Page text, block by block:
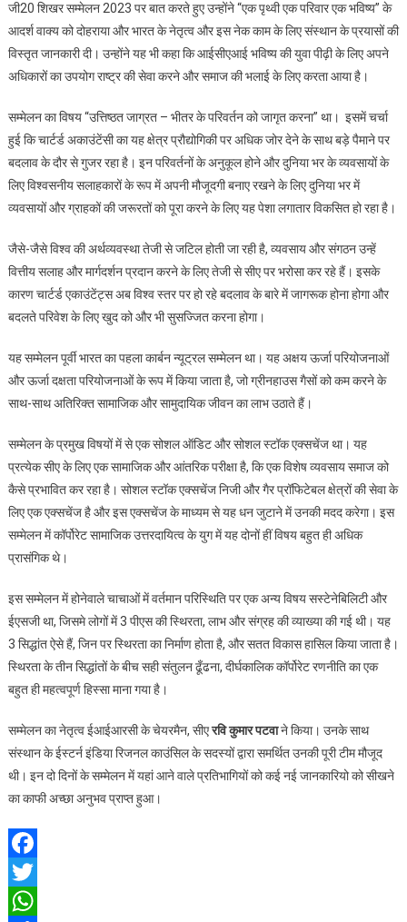
जी20 शिखर सम्मेलन 2023 पर बात करते हुए उन्होंने “एक पृथ्वी एक परिवार एक भविष्य” के
आदर्श वाक्य को दोहराया और भारत के नेतृत्व और इस नेक काम के लिए संस्थान के प्रयासों की
विस्तृत जानकारी दी। उन्होंने यह भी कहा कि आईसीएआई भविष्य की युवा पीढ़ी के लिए अपने
अधिकारों का उपयोग राष्ट्र की सेवा करने और समाज की भलाई के लिए करता आया है।
सम्मेलन का विषय “उत्तिष्ठत जाग्रत – भीतर के परिवर्तन को जागृत करना” था। इसमें चर्चा
हुई कि चार्टर्ड अकाउंटेंसी का यह क्षेत्र प्रौद्योगिकी पर अधिक जोर देने के साथ बड़े पैमाने पर
बदलाव के दौर से गुजर रहा है। इन परिवर्तनों के अनुकूल होने और दुनिया भर के व्यवसायों के
लिए विश्वसनीय सलाहकारों के रूप में अपनी मौजूदगी बनाए रखने के लिए दुनिया भर में
व्यवसायों और ग्राहकों की जरूरतों को पूरा करने के लिए यह पेशा लगातार विकसित हो रहा है।
जैसे-जैसे विश्व की अर्थव्यवस्था तेजी से जटिल होती जा रही है, व्यवसाय और संगठन उन्हें
वित्तीय सलाह और मार्गदर्शन प्रदान करने के लिए तेजी से सीए पर भरोसा कर रहे हैं। इसके
कारण चार्टर्ड एकाउंटेंट्स अब विश्व स्तर पर हो रहे बदलाव के बारे में जागरूक होना होगा और
बदलते परिवेश के लिए खुद को और भी सुसज्जित करना होगा।
यह सम्मेलन पूर्वी भारत का पहला कार्बन न्यूट्रल सम्मेलन था। यह अक्षय ऊर्जा परियोजनाओं
और ऊर्जा दक्षता परियोजनाओं के रूप में किया जाता है, जो ग्रीनहाउस गैसों को कम करने के
साथ-साथ अतिरिक्त सामाजिक और सामुदायिक जीवन का लाभ उठाते हैं।
सम्मेलन के प्रमुख विषयों में से एक सोशल ऑडिट और सोशल स्टॉक एक्सचेंज था। यह
प्रत्येक सीए के लिए एक सामाजिक और आंतरिक परीक्षा है, कि एक विशेष व्यवसाय समाज को
कैसे प्रभावित कर रहा है। सोशल स्टॉक एक्सचेंज निजी और गैर प्रॉफिटेबल क्षेत्रों की सेवा के
लिए एक एक्सचेंज है और इस एक्सचेंज के माध्यम से यह धन जुटाने में उनकी मदद करेगा। इस
सम्मेलन में कॉर्पोरेट सामाजिक उत्तरदायित्व के युग में यह दोनों हीं विषय बहुत ही अधिक
प्रासंगिक थे।
इस सम्मेलन में होनेवाले चाचाओं में वर्तमान परिस्थिति पर एक अन्य विषय सस्टेनेबिलिटी और
ईएसजी था, जिसमे लोगों में 3 पीएस की स्थिरता, लाभ और संग्रह की व्याख्या की गई थी। यह
3 सिद्धांत ऐसे हैं, जिन पर स्थिरता का निर्माण होता है, और सतत विकास हासिल किया जाता है।
स्थिरता के तीन सिद्धांतों के बीच सही संतुलन ढूँढना, दीर्घकालिक कॉर्पोरेट रणनीति का एक
बहुत ही महत्वपूर्ण हिस्सा माना गया है।
सम्मेलन का नेतृत्व ईआईआरसी के चेयरमैन, सीएरवि कुमार पटवाने किया। उनके साथ
संस्थान के ईस्टर्न इंडिया रिजनल काउंसिल के सदस्यों द्वारा समर्थित उनकी पूरी टीम मौजूद
थी। इन दो दिनों के सम्मेलन में यहां आने वाले प्रतिभागियों को कई नई जानकारियो को सीखने
का काफी अच्छा अनुभव प्राप्त हुआ।
Facebook
Twitter